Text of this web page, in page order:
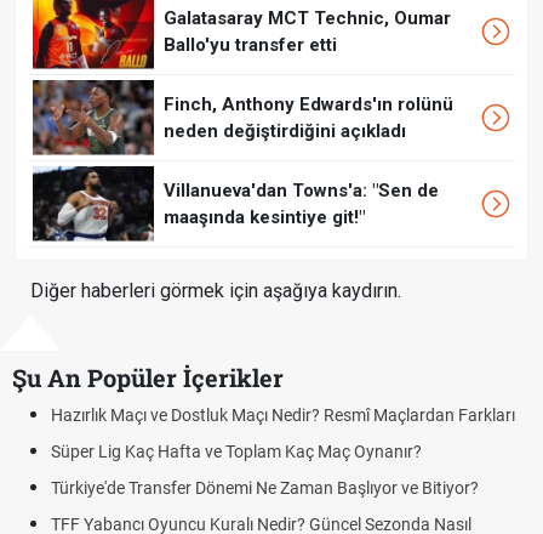
Galatasaray MCT Technic, Oumar
Ballo'yu transfer etti
Finch, Anthony Edwards'ın rolünü
neden değiştirdiğini açıkladı
Villanueva'dan Towns'a: "Sen de
maaşında kesintiye git!"
Diğer haberleri görmek için aşağıya kaydırın.
Şu An Popüler İçerikler
Maçı ve Dostluk Maçı Nedir? Resmî Maçlardan Farkları
Lig Kaç Hafta ve Toplam Kaç Maç Oynanır?
Transfer Dönemi Ne Zaman Başlıyor ve Bitiyor?
Yabancı Oyuncu Kuralı Nedir? Güncel Sezonda Nasıl